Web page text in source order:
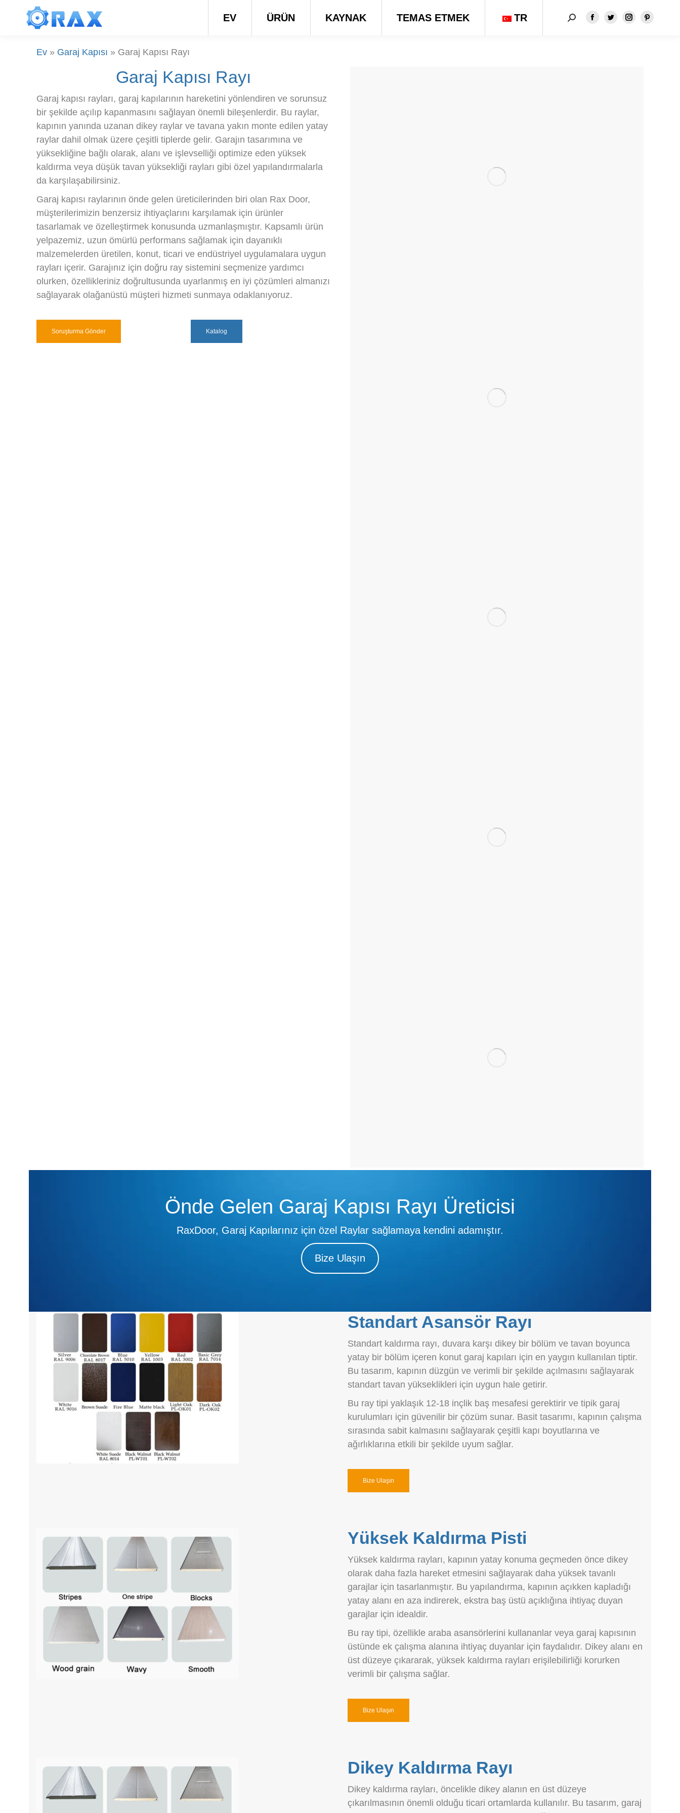
EV ÜRÜN KAYNAK TEMAS ETMEK TR Aramak:Facebook
TwitterInstagram
Ev » Garaj Kapısı » Garaj Kapısı Rayı
Garaj Kapısı Rayı
Garaj kapısı rayları, garaj kapılarının hareketini yönlendiren ve sorunsuz
bir şekilde açılıp kapanmasını sağlayan önemli bileşenlerdir. Bu raylar,
kapının yanında uzanan dikey raylar ve tavana yakın monte edilen yatay
raylar dahil olmak üzere çeşitli tiplerde gelir. Garajın tasarımına ve
yüksekliğine bağlı olarak, alanı ve işlevselliği optimize eden yüksek
kaldırma veya düşük tavan yüksekliği rayları gibi özel yapılandırmalarla
da karşılaşabilirsiniz.
Garaj kapısı raylarının önde gelen üreticilerinden biri olan Rax Door,
müşterilerimizin benzersiz ihtiyaçlarını karşılamak için ürünler
tasarlamak ve özelleştirmek konusunda uzmanlaşmıştır. Kapsamlı ürün
yelpazemiz, uzun ömürlü performans sağlamak için dayanıklı
malzemelerden üretilen, konut, ticari ve endüstriyel uygulamalara uygun
rayları içerir. Garajınız için doğru ray sistemini seçmenize yardımcı
olurken, özellikleriniz doğrultusunda uyarlanmış en iyi çözümleri almanızı
sağlayarak olağanüstü müşteri hizmeti sunmaya odaklanıyoruz.
Soruşturma Gönder Katalog
Önde Gelen Garaj Kapısı Rayı Üreticisi
RaxDoor, Garaj Kapılarınız için özel Raylar sağlamaya kendini adamıştır.
Bize Ulaşın
Standart Asansör Rayı
Standart kaldırma rayı, duvara karşı dikey bir bölüm ve tavan boyunca
yatay bir bölüm içeren konut garaj kapıları için en yaygın kullanılan tiptir.
Bu tasarım, kapının düzgün ve verimli bir şekilde açılmasını sağlayarak
standart tavan yükseklikleri için uygun hale getirir.
Bu ray tipi yaklaşık 12-18 inçlik baş mesafesi gerektirir ve tipik garaj
kurulumları için güvenilir bir çözüm sunar. Basit tasarımı, kapının çalışma
sırasında sabit kalmasını sağlayarak çeşitli kapı boyutlarına ve
ağırlıklarına etkili bir şekilde uyum sağlar.
Bize Ulaşın
Yüksek Kaldırma Pisti
Yüksek kaldırma rayları, kapının yatay konuma geçmeden önce dikey
olarak daha fazla hareket etmesini sağlayarak daha yüksek tavanlı
garajlar için tasarlanmıştır. Bu yapılandırma, kapının açıkken kapladığı
yatay alanı en aza indirerek, ekstra baş üstü açıklığına ihtiyaç duyan
garajlar için idealdir.
Bu ray tipi, özellikle araba asansörlerini kullananlar veya garaj kapısının
üstünde ek çalışma alanına ihtiyaç duyanlar için faydalıdır. Dikey alanı en
üst düzeye çıkararak, yüksek kaldırma rayları erişilebilirliği korurken
verimli bir çalışma sağlar.
Bize Ulaşın
Dikey Kaldırma Rayı
Dikey kaldırma rayları, öncelikle dikey alanın en üst düzeye
çıkarılmasının önemli olduğu ticari ortamlarda kullanılır. Bu tasarım, garaj